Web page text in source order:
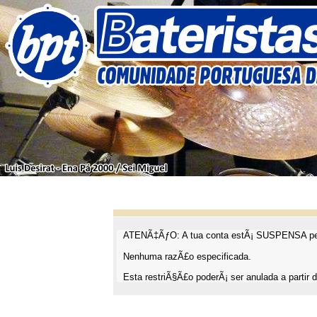
ATENÃ‡ÃƒO: A tua conta estÃ¡ SUSPENSA
Nenhuma razÃ£o especificada.
Esta restriÃ§Ã£o poderÃ¡ ser anulada a partir